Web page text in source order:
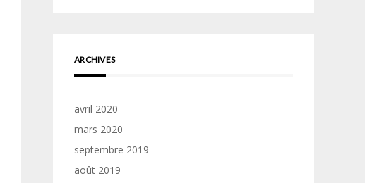
ARCHIVES
avril 2020
mars 2020
septembre 2019
août 2019